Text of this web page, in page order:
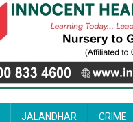
JALANDHAR CRIME